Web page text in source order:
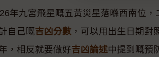
年九宮飛星嘅五黃災星落喺西南位，
自己嘅吉凶分數 ，可以用出生日期
，相反就要做好吉凶論述中提到嘅預